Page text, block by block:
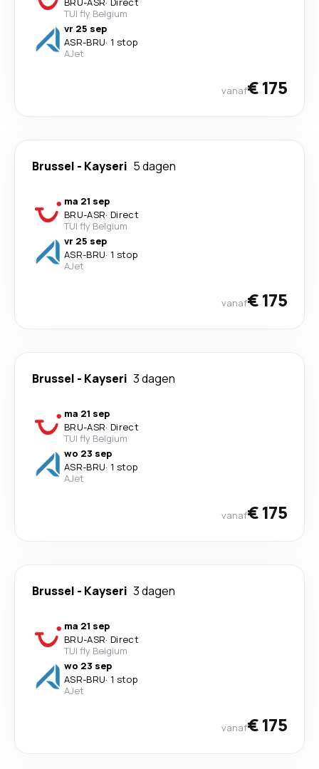
TUI fly Belgium
vr 25 sep
ASR-BRU· 1 stop
AJet
vanaf€ 175
Brussel - Kayseri 5 dagen
ma 21 sep
BRU-ASR· Direct
TUI fly Belgium
vr 25 sep
ASR-BRU· 1 stop
AJet
vanaf€ 175
Brussel - Kayseri 3 dagen
ma 21 sep
BRU-ASR· Direct
TUI fly Belgium
wo 23 sep
ASR-BRU· 1 stop
AJet
vanaf€ 175
Brussel - Kayseri 3 dagen
ma 21 sep
BRU-ASR· Direct
TUI fly Belgium
wo 23 sep
ASR-BRU· 1 stop
AJet
vanaf€ 175